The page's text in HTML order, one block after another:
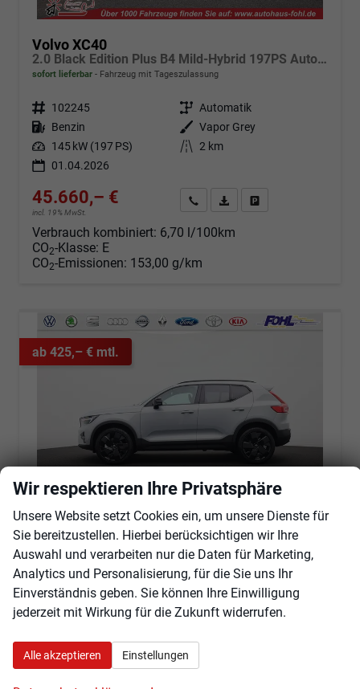
Volvo XC40
2.0 Black Edition Plus B4 Mild-Hybrid 197PS Automatik elektr. PanoDach Rückf.Kamera PDC v+h ACC el.Heckklappe Harman/Kardon-Sound Klimaautomatik Sitzheizung Lenkradheizung Apple CarPlay Android Auto 20-LM
sofort lieferbar Fahrzeug mit Tageszulassung
Fahrzeugnr. 102245 Getriebe Automatik
Kraftstoff Benzin Außenfarbe Vapor Grey
Leistung 145 kW (197 PS) Kilometerstand 2 km
01.04.2026
45.660,– €
incl. 19% MwSt.
Angebot anfordern
Fahrzeugexpose (PDF)
Verbrauch kombiniert: 6,70 l/100km
CO2-Klasse: E
CO2-Emissionen: 153,00 g/km
ab 425,– € mtl.
Volvo XC40
sofort lieferbar Fahrzeug mit Tageszulassung
Fahrzeugnr. 102246 Getriebe Automatik
Leistung 145 kW (197 PS) Kilometerstand
01.04.2026
Wir respektieren Ihre Privatsphäre
Unsere Website setzt Cookies ein, um unsere Dienste für
Sie bereitzustellen. Hierbei berücksichtigen wir Ihre
Auswahl und verarbeiten nur die Daten für Marketing,
Analytics und Personalisierung, für die Sie uns Ihr
Einverständnis geben. Sie können Ihre Einwilligung
jederzeit mit Wirkung für die Zukunft widerrufen.
Alle akzeptieren Einstellungen